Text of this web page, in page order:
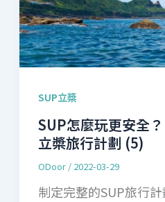
SUP立槳
SUP怎麼玩更安全
立槳旅行計劃 (5)
ODoor / 2022-03-29
制定完整的SUP旅行